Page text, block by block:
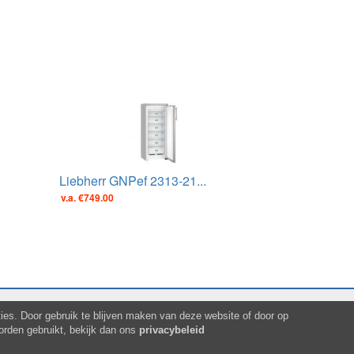
Liebherr GNPef 2313-21...
v.a. €749.00
Door gebruik te blijven maken van deze website of door op
gebruikt, bekijk dan ons privacybeleid